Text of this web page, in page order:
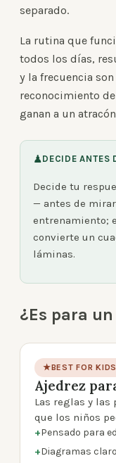
separado.
La rutina que
todos los días,
y la frecuencia
reconocimiento
ganan a un
♟DECIDE ANTES
Decide tu
— antes de
entrenamiento;
convierte un
láminas.
¿Es para
product photo
★BEST FOR KIDS
Ajedrez
Las reglas y
que los niños
+Pensado para
+Diagramas